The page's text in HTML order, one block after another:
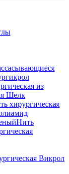
из
Шелк
хирургическая
Нить
Викрол